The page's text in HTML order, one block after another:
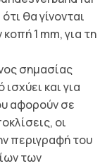
θα γίνονται
1 mm, για τη
σημασίας
και για
αφορούν σε
οι
περιγραφή του
των